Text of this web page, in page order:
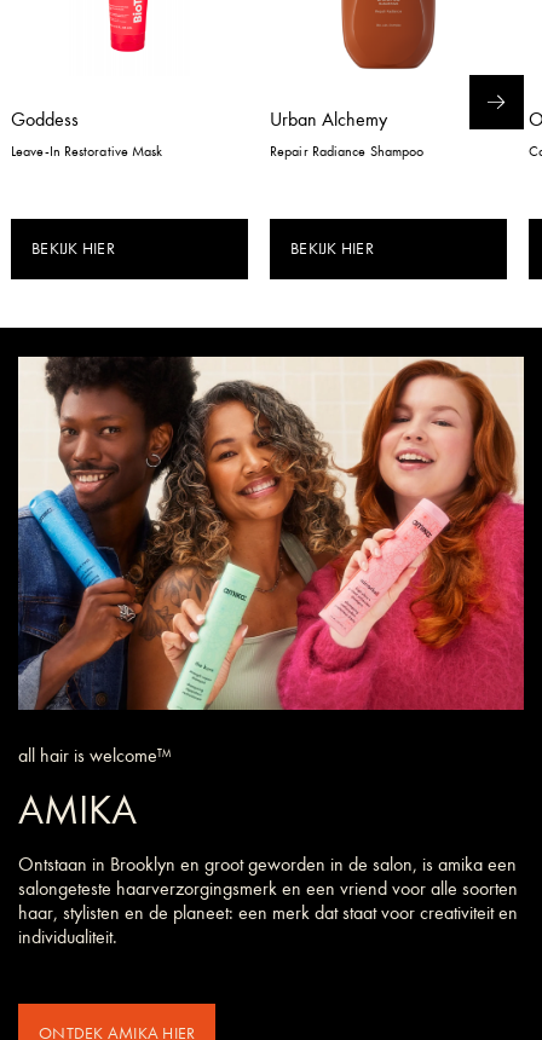
Goddess
Leave-In Restorative Mask
BEKIJK HIER
Urban Alchemy
Repair Radiance Shampoo
BEKIJK HIER
all hair is welcome™
AMIKA
Ontstaan in Brooklyn en groot geworden in de salon, is amika een
salongeteste haarverzorgings­merk en een vriend voor alle soorten
haar, stylisten en de planeet: een merk dat staat voor creativiteit en
individualiteit.
ONTDEK AMIKA HIER